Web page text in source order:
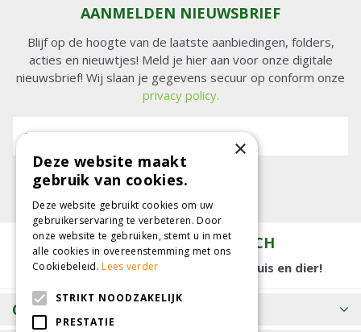
AANMELDEN NIEUWSBRIEF
Blijf op de hoogte van de laatste aanbiedingen, folders,
acties en nieuwtjes! Meld je hier aan voor onze digitale
nieuwsbrief! Wij slaan je gegevens secuur op conform onze
privacy policy.
E-mailadres:
TUINCENTRUM KOLBACH
15.000 m2 winkelplezier voor tuin, huis en dier!
OPENINGSTIJDEN
×
Deze website maakt
gebruik van cookies.
Deze website gebruikt cookies om uw
gebruikerservaring te verbeteren. Door
onze website te gebruiken, stemt u in met
alle cookies in overeenstemming met ons
Cookiebeleid.Lees verder
STRIKT NOODZAKELIJK
PRESTATIE